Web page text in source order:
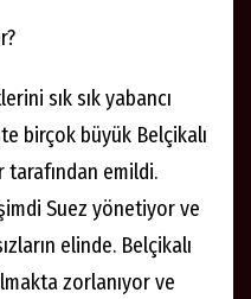
sık sık yabancı
birçok büyük Belçikalı
emildi.
Suez yönetiyor ve
elinde. Belçikalı
zorlanıyor ve